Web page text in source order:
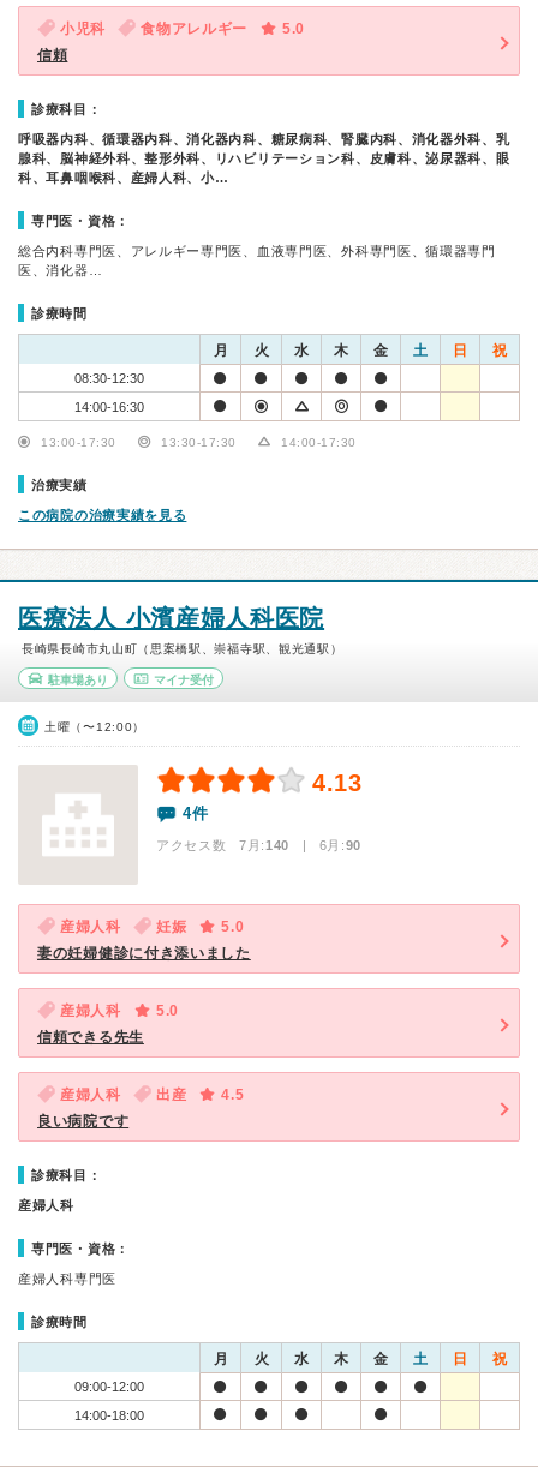
小児科 食物アレルギー
5.0
信頼
診療科目：
呼吸器内科、循環器内科、消化器内科、糖尿病科、腎臓内科、消化器外科、乳
腺科、脳神経外科、整形外科、リハビリテーション科、皮膚科、泌尿器科、眼
科、耳鼻咽喉科、産婦人科、小…
専門医・資格：
総合内科専門医、アレルギー専門医、血液専門医、外科専門医、循環器専門
医、消化器…
診療時間
月 火 水 木 金 土 日 祝
08:30-12:30
14:00-16:30
13:00-17:30 13:30-17:30 14:00-17:30
治療実績
この病院の治療実績を見る
医療法人 小濱産婦人科医院
長崎県長崎市丸山町（思案橋駅、崇福寺駅、観光通駅）
駐車場あり マイナ受付
土曜（〜12:00）
4.13
4件
アクセス数 7月:140 | 6月:90
産婦人科 妊娠
5.0
妻の妊婦健診に付き添いました
産婦人科
5.0
信頼できる先生
産婦人科 出産
4.5
良い病院です
診療科目：
産婦人科
専門医・資格：
産婦人科専門医
診療時間
月 火 水 木 金 土 日 祝
09:00-12:00
14:00-18:00